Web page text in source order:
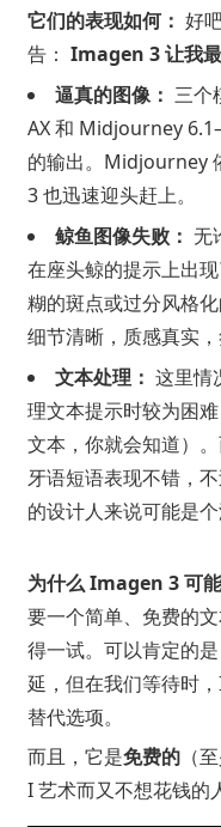
它们的表现如何： 好
告： Imagen 3 让我最
逼真的图像： 三个
AX 和 Midjourney
的输出。Midjourney
3 也迅速迎头赶上。
鲸鱼图像失败： 无
在座头鲸的提示上出
糊的斑点或过分风格
细节清晰，质感真实，
文本处理： 这里情
理文本提示时较为困
文本，你就会知道）
牙语短语表现不错，
的设计人来说可能是个
为什么 Imagen 3 可
要一个简单、免费的
得一试。可以肯定的
延，但在我们等待时
替代选项。
而且，它是免费的 （
I 艺术而又不想花钱的